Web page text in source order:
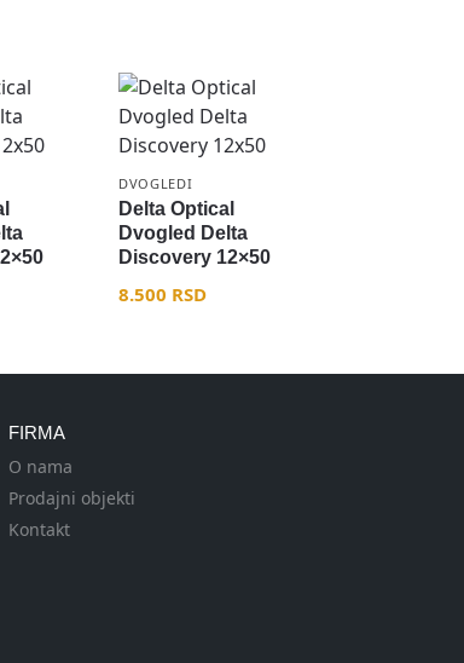
DVOGLEDI
Delta Optical
Dvogled Delta
Discovery 12×50
8.500 RSD
FIRMA
O nama
Prodajni objekti
Kontakt